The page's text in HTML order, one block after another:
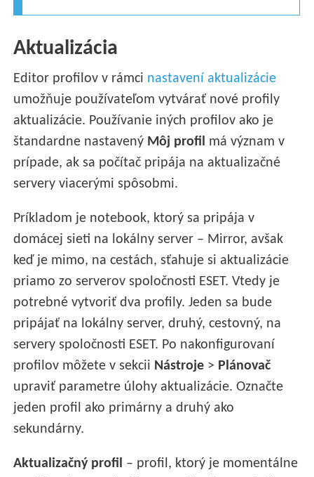
Aktualizácia
Editor profilov v rámci nastavení aktualizácie
umožňuje používateľom vytvárať nové profily
aktualizácie. Používanie iných profilov ako je
štandardne nastavený Môj profil má význam v
prípade, ak sa počítač pripája na aktualizačné
servery viacerými spôsobmi.
Príkladom je notebook, ktorý sa pripája v
domácej sieti na lokálny server – Mirror, avšak
keď je mimo, na cestách, sťahuje si aktualizácie
priamo zo serverov spoločnosti ESET. Vtedy je
potrebné vytvoriť dva profily. Jeden sa bude
pripájať na lokálny server, druhý, cestovný, na
servery spoločnosti ESET. Po nakonfigurovaní
profilov môžete v sekcii Nástroje > Plánovač
upraviť parametre úlohy aktualizácie. Označte
jeden profil ako primárny a druhý ako
sekundárny.
Aktualizačný profil – profil, ktorý je momentálne